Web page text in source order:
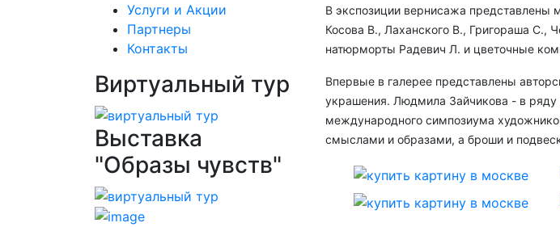
Услуги и Акции
Партнеры
Контакты
Виртуальный тур
Выставка
"Образы чувств"
В экспозиции вернисажа представлены
Косова В., Лаханского В., Григораша С.,
натюрморты Радевич Л. и цветочные
Впервые в галерее представлены
украшения. Людмила Зайчикова - в ряду
международного симпозиума
смыслами и образами, а броши и